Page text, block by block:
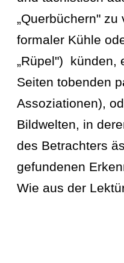
„Querbüchern"
formaler Kühle
„Rüpel") künden,
Seiten tobenden
Assoziationen),
Bildwelten, in
des Betrachters
gefundenen
Wie aus der